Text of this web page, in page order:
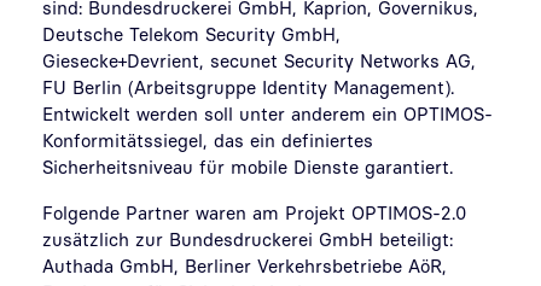
sind: Bundesdruckerei GmbH, Kaprion, Governikus,
Deutsche Telekom Security GmbH,
Giesecke+Devrient, secunet Security Networks AG,
FU Berlin (Arbeitsgruppe Identity Management).
Entwickelt werden soll unter anderem ein OPTIMOS-
Konformitätssiegel, das ein definiertes
Sicherheitsniveau für mobile Dienste garantiert.
Folgende Partner waren am Projekt OPTIMOS-2.0
zusätzlich zur Bundesdruckerei GmbH beteiligt:
Authada GmbH, Berliner Verkehrsbetriebe AöR,